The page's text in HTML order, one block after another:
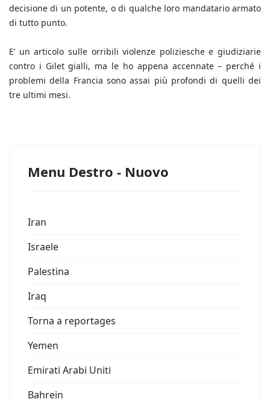
decisione di un potente, o di qualche loro mandatario armato
di tutto punto.
E’ un articolo sulle orribili violenze poliziesche e giudiziarie
contro i Gilet gialli, ma le ho appena accennate – perché i
problemi della Francia sono assai più profondi di quelli dei
tre ultimi mesi.
Menu Destro - Nuovo
Iran
Israele
Palestina
Iraq
Torna a reportages
Yemen
Emirati Arabi Uniti
Bahrein